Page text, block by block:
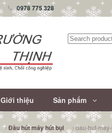
0978 775 328
Tìm
Giới thiệu Sản phẩm
Đầu hút máy hút bụi dau-hut-